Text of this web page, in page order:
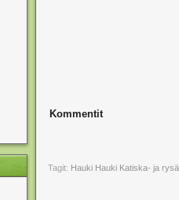
Kommentit
Tagit: Hauki Hauki Katiska- ja